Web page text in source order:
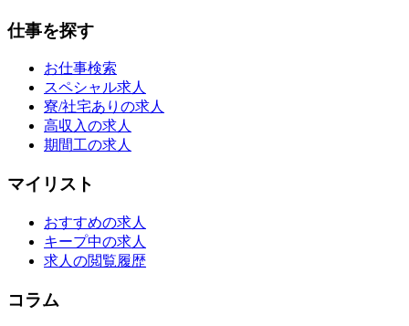
仕事を探す
お仕事検索
スペシャル求人
寮/社宅ありの求人
高収入の求人
期間工の求人
マイリスト
おすすめの求人
キープ中の求人
求人の閲覧履歴
コラム